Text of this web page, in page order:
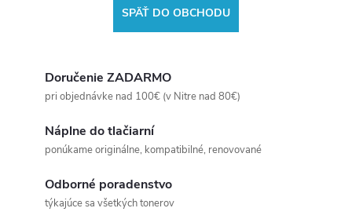
SPÄŤ DO OBCHODU
Doručenie ZADARMO
pri objednávke nad 100€ (v Nitre nad 80€)
Náplne do tlačiarní
ponúkame originálne, kompatibilné, renovované
Odborné poradenstvo
týkajúce sa všetkých tonerov